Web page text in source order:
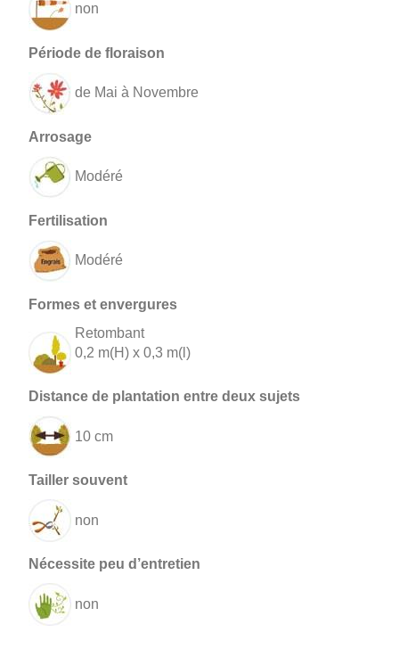
non
de Mai à Novembre
Modéré
Modéré
Retombant
0,2 m(H) x 0,3 m(l)
10 cm
non
non